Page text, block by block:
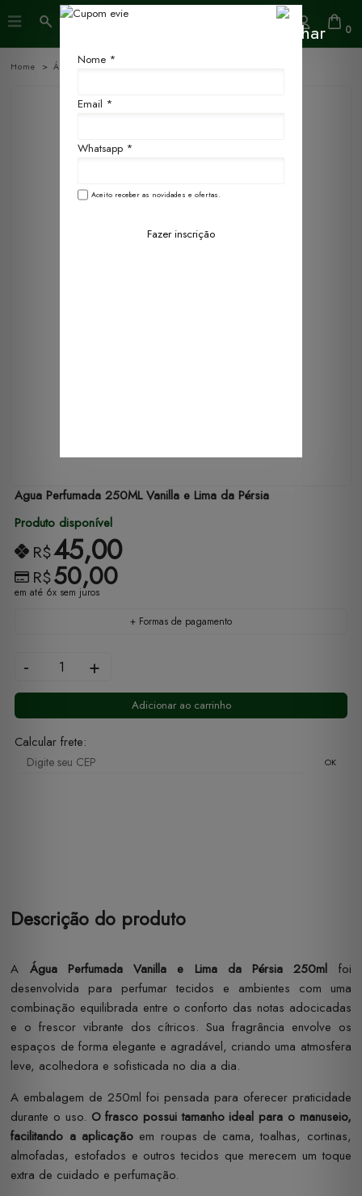
0
Home Água Perfumada
Agua Perfumada 250ML Vanilla e Lima da Pérsia
Produto disponível
R$45,00
R$50,00
em até 6x sem juros
+ Formas de pagamento
- +
Adicionar ao carrinho
Calcular frete:
OK
Descrição do produto
A Água Perfumada Vanilla e Lima da Pérsia 250ml foi
desenvolvida para perfumar tecidos e ambientes com uma
combinação equilibrada entre o conforto das notas adocicadas
e o frescor vibrante dos cítricos. Sua fragrância envolve os
espaços de forma elegante e agradável, criando uma atmosfera
leve, acolhedora e sofisticada no dia a dia.
A embalagem de 250ml foi pensada para oferecer praticidade
durante o uso. O frasco possui tamanho ideal para o manuseio,
facilitando a aplicação em roupas de cama, toalhas, cortinas,
almofadas, estofados e outros tecidos que merecem um toque
extra de cuidado e perfumação.
Nome *
Email *
Whatsapp *
Aceito receber as novidades e ofertas.
Fazer inscrição